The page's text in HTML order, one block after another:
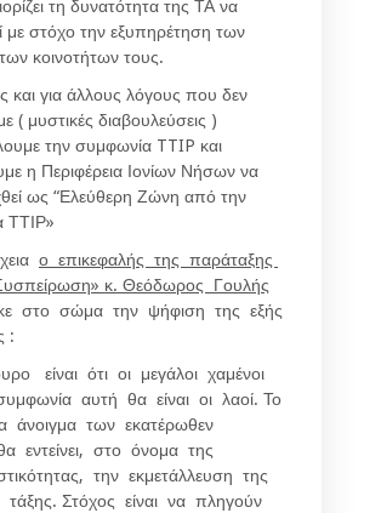
τη δυνατότητα της ΤΑ να
με στόχο την εξυπηρέτηση των
κοινοτήτων τους.
και για άλλους λόγους που δεν
( μυστικές διαβουλεύσεις )
την συμφωνία TTIP και
η Περιφέρεια Ιονίων Νήσων να
ως “Ελεύθερη Ζώνη από την
ΤΤΙΡ»
ο επικεφαλής της παράταξης
κ. Θεόδωρος Γουλής
στο σώμα την ψήφιση της εξής
:
είναι ότι οι μεγάλοι χαμένοι
αυτή θα είναι οι λαοί. Το
άνοιγμα των εκατέρωθεν
εντείνει, στο όνομα της
την εκμετάλλευση της
τάξης. Στόχος είναι να πληγούν